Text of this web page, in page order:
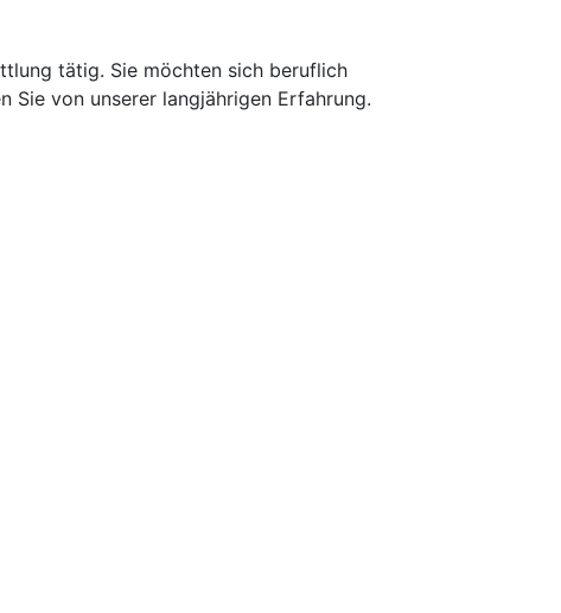
tätig. Sie möchten sich beruflich
Sie von unserer langjährigen Erfahrung.